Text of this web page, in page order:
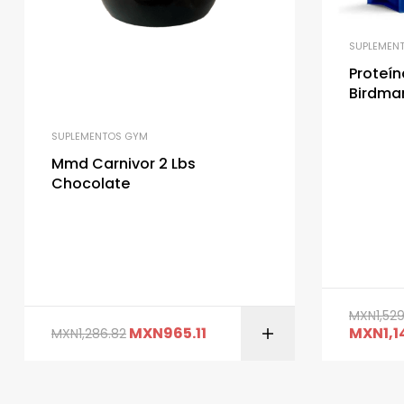
SUPLEMENTOS GYM
Mmd Carnivor 2 Lbs
Chocolate
MXN1,286.82 MXN965.11
MXN
MXN